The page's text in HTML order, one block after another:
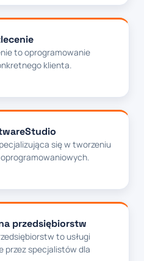
to oprogramowanie
klienta.
się w tworzeniu
przedsiębiorstw
to usługi
przez specjalistów dla